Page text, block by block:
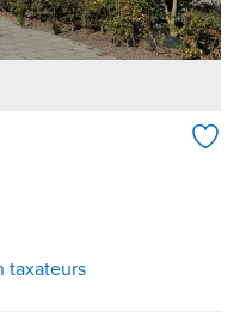
taxateurs